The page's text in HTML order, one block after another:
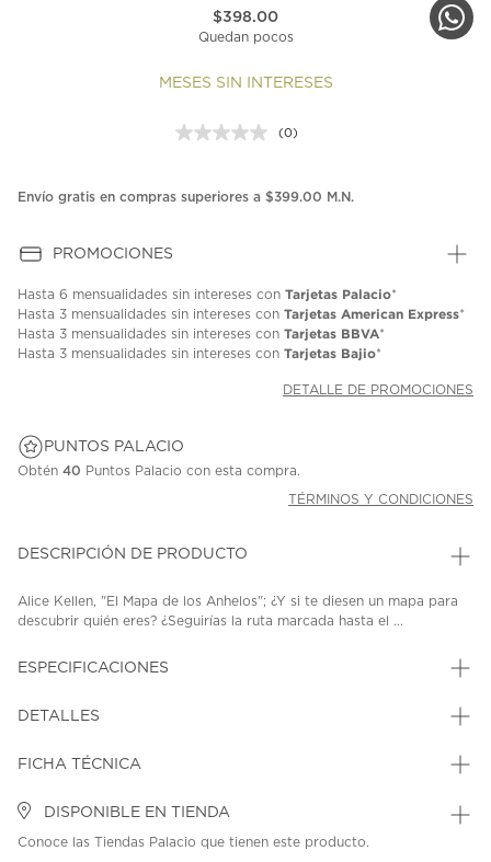
$398.00
Quedan pocos
MESES SIN INTERESES
Sin
en
(0)
Envío gratis en compras superiores a $399.00 M.N.
PROMOCIONES
Hasta 6 mensualidades sin intereses con Tarjetas Palacio*
Hasta 3 mensualidades sin intereses con Tarjetas American Express*
Hasta 3 mensualidades sin intereses con Tarjetas BBVA*
Hasta 3 mensualidades sin intereses con Tarjetas Bajio*
DETALLE DE PROMOCIONES
PUNTOS PALACIO
Obtén 40 Puntos Palacio con esta compra.
TÉRMINOS Y CONDICIONES
DESCRIPCIÓN DE PRODUCTO
Alice Kellen, "El Mapa de los Anhelos"; ¿Y si te diesen un mapa para
descubrir quién eres? ¿Seguirías la ruta marcada hasta el ...
ESPECIFICACIONES
DETALLES
FICHA TÉCNICA
DISPONIBLE EN TIENDA
Conoce las Tiendas Palacio que tienen este producto.